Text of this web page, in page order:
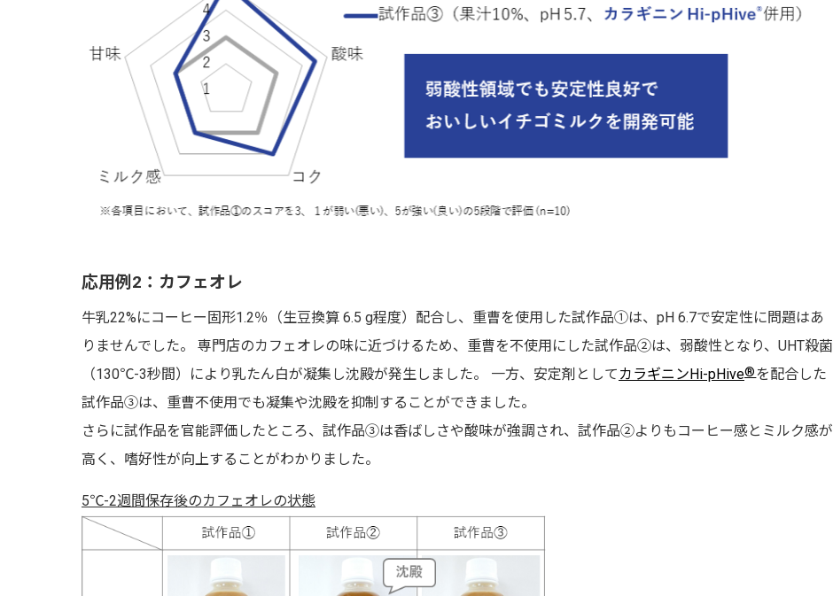
応用例2：カフェオレ
牛乳22%にコーヒー固形1.2％（生豆換算 6.5 g程度）配合し、重曹を使用した試作品①は、pH 6.7で安定性に問題はあ
りませんでした。 専門店のカフェオレの味に近づけるため、重曹を不使用にした試作品②は、弱酸性となり、UHT殺菌
（130℃-3秒間）により乳たん白が凝集し沈殿が発生しました。 一方、安定剤として カラギニンHi-pHive®を配合した
試作品③は、重曹不使用でも凝集や沈殿を抑制することができました。
さらに試作品を官能評価したところ、試作品③は香ばしさや酸味が強調され、試作品②よりもコーヒー感とミルク感が
高く、嗜好性が向上することがわかりました。
5℃-2週間保存後のカフェオレの状態